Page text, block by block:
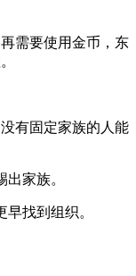
需要使用金币，东
有固定家族的人能
家族。
找到组织。